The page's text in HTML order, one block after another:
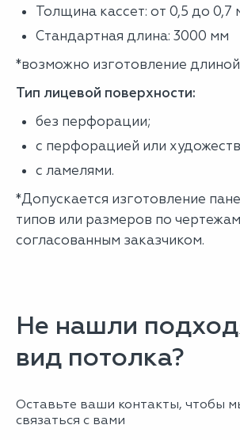
Толщина кассет: от 0,5 до 0,7
Стандартная длина: 3000 мм
*возможно изготовление
Тип лицевой поверхности:
без перфорации;
с перфорацией или
с ламелями.
*Допускается изготовление
типов или размеров по чертежам
согласованным заказчиком.
Не нашли
вид потолка?
Оставьте ваши контакты, чтобы
связаться с вами